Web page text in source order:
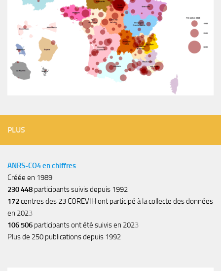
PLUS
ANRS-CO4 en chiffres
Créée en 1989
230 448 participants suivis depuis 1992
172centres des 23 COREVIH ont participé à la collecte des données
en 2023
106 506 participants ont été suivis en 2023
Plus de 250 publications depuis 1992